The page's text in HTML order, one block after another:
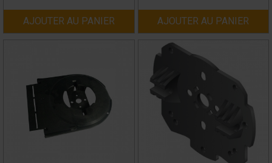
AJOUTER AU PANIER AJOUTER AU PANIER